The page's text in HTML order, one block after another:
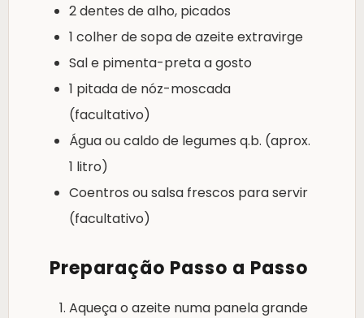
2 dentes de alho, picados
1 colher de sopa de azeite extravirge
Sal e pimenta-preta a gosto
1 pitada de nóz-moscada
(facultativo)
Água ou caldo de legumes q.b. (aprox.
1 litro)
Coentros ou salsa frescos para servir
(facultativo)
Preparação Passo a Passo
Aqueça o azeite numa panela grande